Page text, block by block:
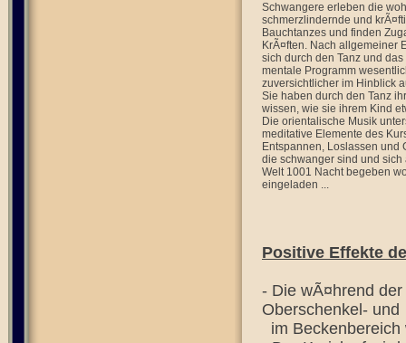
Schwangere erleben die
schmerzlindernde und
Bauchtanzes und finden
KrÃ¤ften. Nach allgemeiner
sich durch den Tanz und
mentale Programm
zuversichtlicher im Hinblick
Sie haben durch den Tanz
wissen, wie sie ihrem Kind
Die orientalische Musik
meditative Elemente des
Entspannen, Loslassen und
die schwanger sind und
Welt 1001 Nacht begeben
eingeladen ...
Positive Effekte
- Die wÃ¤hrend
Oberschenkel- und
im